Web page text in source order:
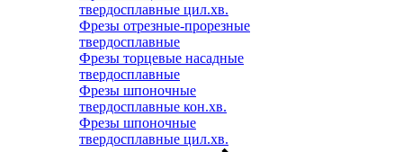
твердосплавные цил.хв.
Фрезы отрезные-прорезные
твердосплавные
Фрезы торцевые насадные
твердосплавные
Фрезы шпоночные
твердосплавные кон.хв.
Фрезы шпоночные
твердосплавные цил.хв.